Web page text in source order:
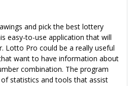
and pick the best lottery
easy-to-use application that will
Lotto Pro could be a really useful
want to have information about
combination. The program
statistics and tools that assist